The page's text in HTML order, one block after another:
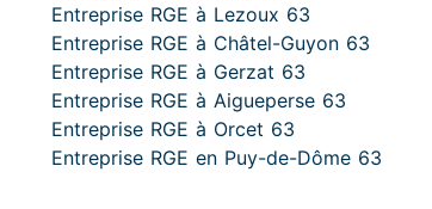
Entreprise RGE à Lezoux 63
Entreprise RGE à Châtel-Guyon 63
Entreprise RGE à Gerzat 63
Entreprise RGE à Aigueperse 63
Entreprise RGE à Orcet 63
Entreprise RGE en Puy-de-Dôme 63